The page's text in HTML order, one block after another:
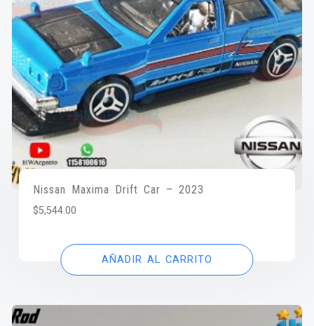
Nissan Maxima Drift Car – 2023
$5,544.00
AÑADIR AL CARRITO